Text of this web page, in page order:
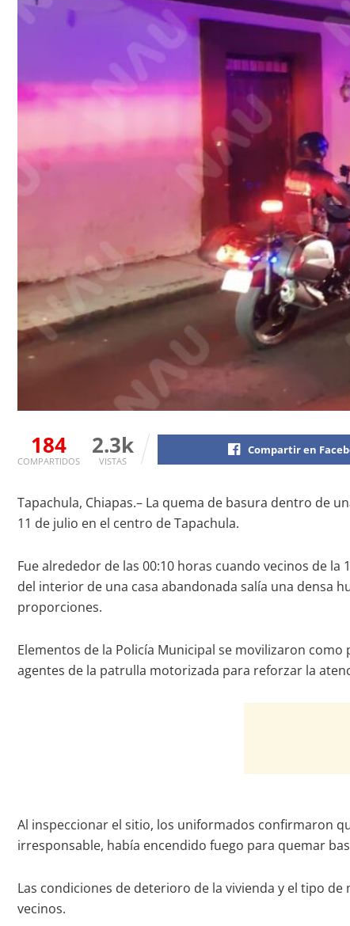
184
COMPARTIDOS
2.3k
VISTAS
Compartir en
Tapachula, Chiapas.– La quema de basura dentro de
11 de julio en el centro de Tapachula.
Fue alrededor de las 00:10 horas cuando vecinos de
del interior de una casa abandonada salía una densa
proporciones.
Elementos de la Policía Municipal se movilizaron
agentes de la patrulla motorizada para reforzar la
Al inspeccionar el sitio, los uniformados confirmaron
irresponsable, había encendido fuego para quemar
Las condiciones de deterioro de la vivienda y el tipo
vecinos.